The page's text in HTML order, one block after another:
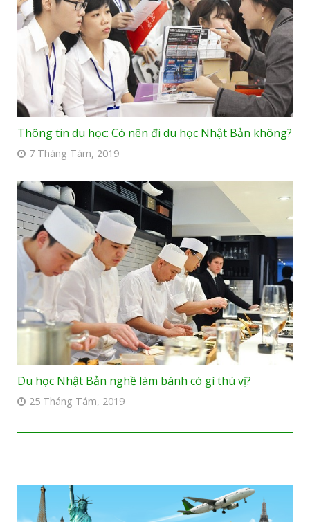
Thông tin du học: Có nên đi du học Nhật Bản không?
7 Tháng Tám, 2019
Du học Nhật Bản nghề làm bánh có gì thú vị?
25 Tháng Tám, 2019